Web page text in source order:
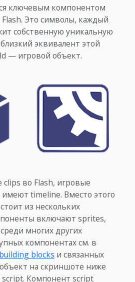
ключевым компонентом
Flash. Это символы, каждый
собственную уникальную
эквивалент этой
— игровой объект.
clips во Flash, игровые
timeline. Вместо этого
из нескольких
включают sprites,
многих других
компонентах см. в
blocks и связанных
на скриншоте ниже
script. Компонент script